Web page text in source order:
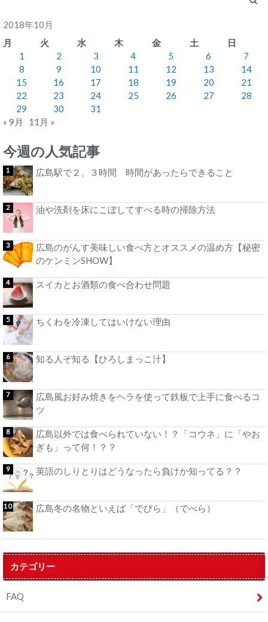
2018年10月
月
火 水 木 金 土
日
1
2 3 4 5 6
7
8
9 10 11 12 13
14
15
16 17 18 19 20
21
22
23 24 25 26 27
28
29
30
31
« 9月
11月 »
今週の人気記事
広島駅で２、３時間 時間があったらできること
油や洗剤を床にこぼしてすべる時の掃除方法
広島のがんす美味しい食べ方とオススメの温め方【秘密
のケンミンSHOW】
スイカとお酒類の食べ合わせ問題
ちくわを冷凍してはいけない理由
知る人ぞ知る【ひろしまっこ汁】
広島風お好み焼きをヘラを使って鉄板で上手に食べるコ
ツ
広島以外では食べられていない！？「コウネ」に「やお
ぎも」って何！？？
英語のしりとりはどうなったら負けか知ってる？？
広島冬の名物といえば「でびら」（でべら）
カテゴリー
FAQ